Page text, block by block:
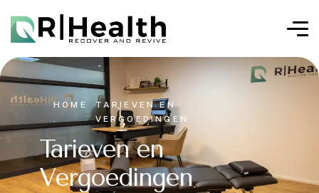
HOME
.
TARIEVEN EN
VERGOEDINGEN
Tarieven en
Vergoedingen